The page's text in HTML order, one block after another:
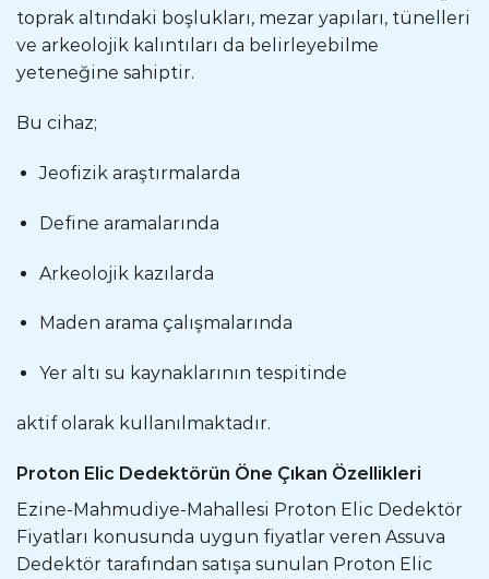
toprak altındaki boşlukları, mezar yapıları, tünelleri
ve arkeolojik kalıntıları da belirleyebilme
yeteneğine sahiptir.
Bu cihaz;
Jeofizik araştırmalarda
Define aramalarında
Arkeolojik kazılarda
Maden arama çalışmalarında
Yer altı su kaynaklarının tespitinde
aktif olarak kullanılmaktadır.
Proton Elic Dedektörün Öne Çıkan Özellikleri
Ezine-Mahmudiye-Mahallesi Proton Elic Dedektör
Fiyatları konusunda uygun fiyatlar veren Assuva
Dedektör tarafından satışa sunulan Proton Elic